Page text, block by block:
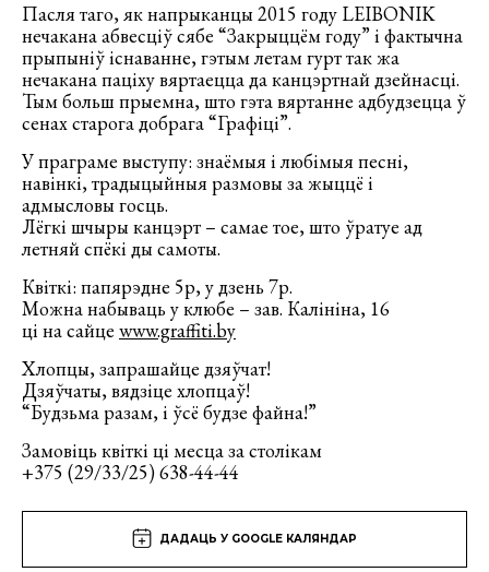
Пасля таго, як напрыканцы 2015 году LEIBONIK
нечакана абвесціў сябе “Закрыццём году” і фактычна
прыпыніў існаванне, гэтым летам гурт так жа
нечакана паціху вяртаецца да канцэртнай дзейнасці.
Тым больш прыемна, што гэта вяртанне адбудзецца ў
сенах старога добрага “Графіці”.
У праграме выступу: знаёмыя і любімыя песні,
навінкі, традыцыйныя размовы за жыццё і
адмысловы госць.
Лёгкі шчыры канцэрт – самае тое, што ўратуе ад
летняй спёкі ды самоты.
Квіткі: папярэдне 5р, у дзень 7р.
Можна набываць у клюбе – зав. Калініна, 16
ці на сайце www.graffiti.by
Хлопцы, запрашайце дзяўчат!
Дзяўчаты, вядзіце хлопцаў!
“Будзьма разам, і ўсё будзе файна!”
Замовіць квіткі ці месца за столікам
+375 (29/33/25) 638-44-44
ДАДАЦЬ У GOOGLE КАЛЯНДАР